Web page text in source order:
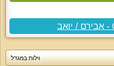
וילות במגדל